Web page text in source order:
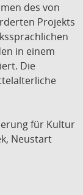
des von
Projekts
in einem
Die
für Kultur
Neustart